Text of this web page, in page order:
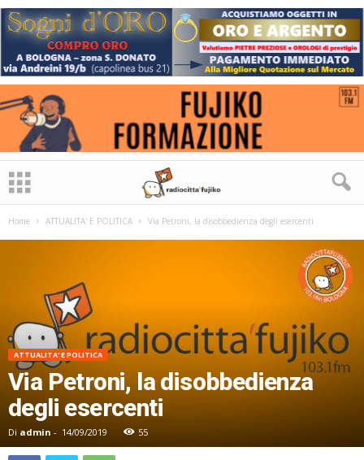
Home ATTUALITA' E POLITICA Via Petroni, la disobbedienza degli esercenti
ATTUALITA' E POLITICA
Via Petroni, la disobbedienza
degli esercenti
Di admin - 14/09/2019 55